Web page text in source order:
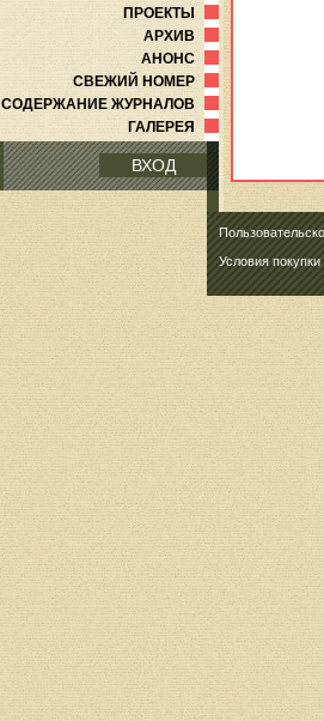
ПРОЕКТЫ
АРХИВ
АНОНС
СВЕЖИЙ НОМЕР
СОДЕРЖАНИЕ ЖУРНАЛОВ
ГАЛЕРЕЯ
ВХОД
Условия